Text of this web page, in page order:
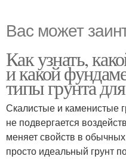
Вас может
Как узнать,
и какой
типы грунта
Скалистые и каменистые
не подвергается
меняет свойств в
просто идеальный грунт